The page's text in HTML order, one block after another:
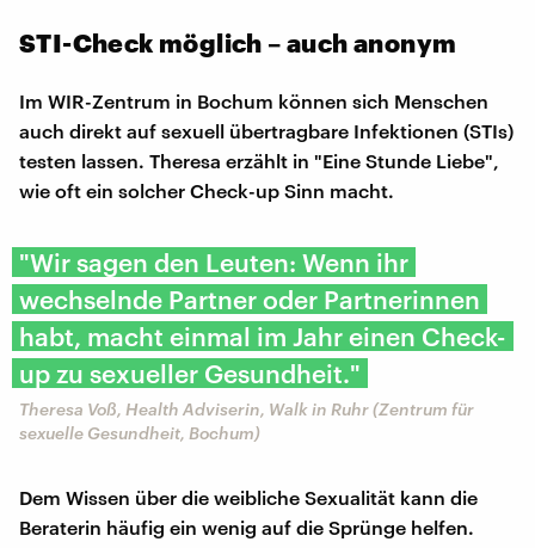
STI-Check möglich – auch anonym
Im WIR-Zentrum in Bochum können sich Menschen
auch direkt auf sexuell übertragbare Infektionen (STIs)
testen lassen. Theresa erzählt in "Eine Stunde Liebe",
wie oft ein solcher Check-up Sinn macht.
"Wir sagen den Leuten: Wenn ihr
wechselnde Partner oder Partnerinnen
habt, macht einmal im Jahr einen Check-
up zu sexueller Gesundheit."
Theresa Voß, Health Adviserin, Walk in Ruhr (Zentrum für
sexuelle Gesundheit, Bochum)
Dem Wissen über die weibliche Sexualität kann die
Beraterin häufig ein wenig auf die Sprünge helfen.